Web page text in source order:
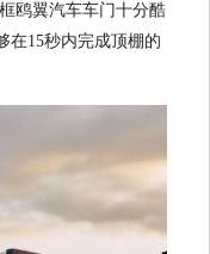
鸥翼汽车车门十分酷
在15秒内完成顶棚的